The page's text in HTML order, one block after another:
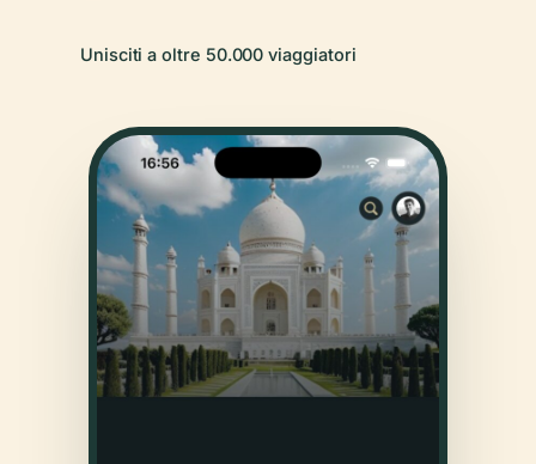
Unisciti a oltre 50.000 viaggiatori